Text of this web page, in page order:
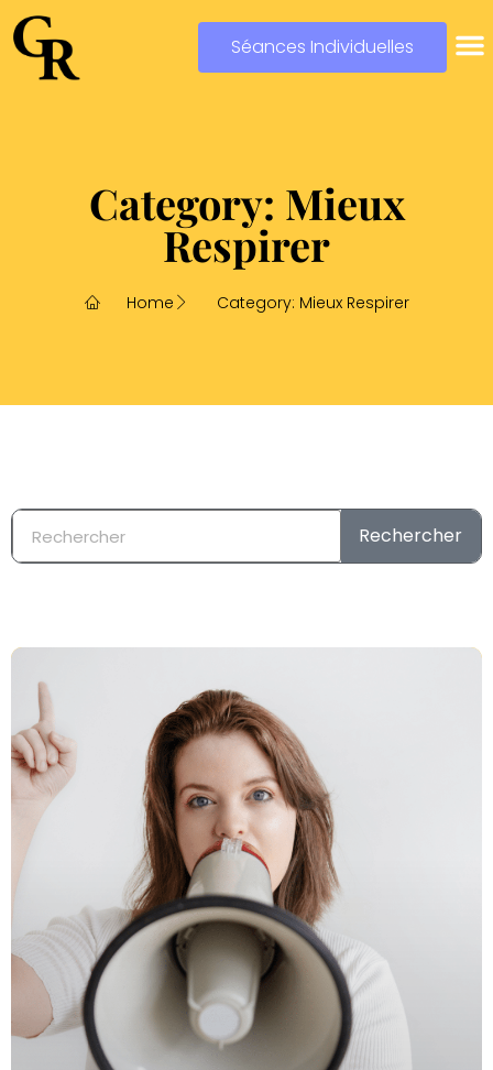
Séances Individuelles
Category: Mieux
Respirer
Home Category: Mieux Respirer
Rechercher